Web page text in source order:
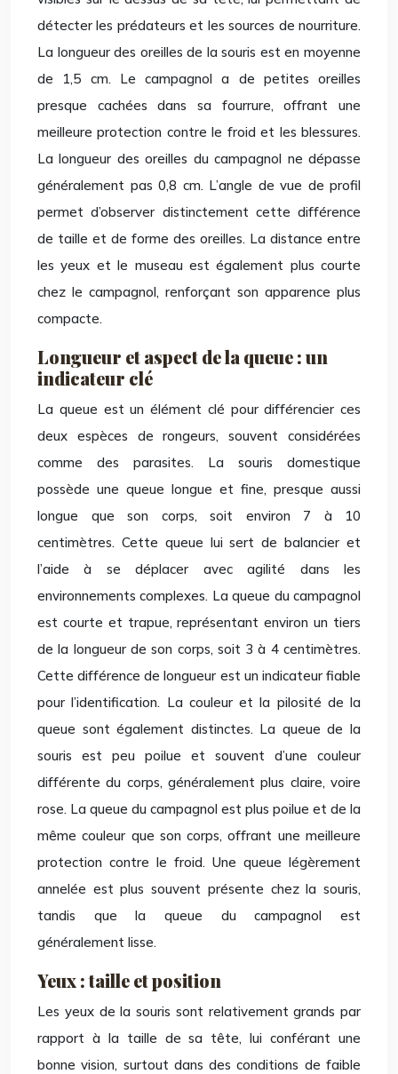
détecter les prédateurs et les sources de nourriture.
La longueur des oreilles de la souris est en moyenne
de 1,5 cm. Le campagnol a de petites oreilles
presque cachées dans sa fourrure, offrant une
meilleure protection contre le froid et les blessures.
La longueur des oreilles du campagnol ne dépasse
généralement pas 0,8 cm. L’angle de vue de profil
permet d’observer distinctement cette différence
de taille et de forme des oreilles. La distance entre
les yeux et le museau est également plus courte
chez le campagnol, renforçant son apparence plus
compacte.
Longueur et aspect de la queue : un
indicateur clé
La queue est un élément clé pour différencier ces
deux espèces de rongeurs, souvent considérées
comme des parasites. La souris domestique
possède une queue longue et fine, presque aussi
longue que son corps, soit environ 7 à 10
centimètres. Cette queue lui sert de balancier et
l’aide à se déplacer avec agilité dans les
environnements complexes. La queue du campagnol
est courte et trapue, représentant environ un tiers
de la longueur de son corps, soit 3 à 4 centimètres.
Cette différence de longueur est un indicateur fiable
pour l’identification. La couleur et la pilosité de la
queue sont également distinctes. La queue de la
souris est peu poilue et souvent d’une couleur
différente du corps, généralement plus claire, voire
rose. La queue du campagnol est plus poilue et de la
même couleur que son corps, offrant une meilleure
protection contre le froid. Une queue légèrement
annelée est plus souvent présente chez la souris,
tandis que la queue du campagnol est
généralement lisse.
Yeux : taille et position
Les yeux de la souris sont relativement grands par
rapport à la taille de sa tête, lui conférant une
bonne vision, surtout dans des conditions de faible